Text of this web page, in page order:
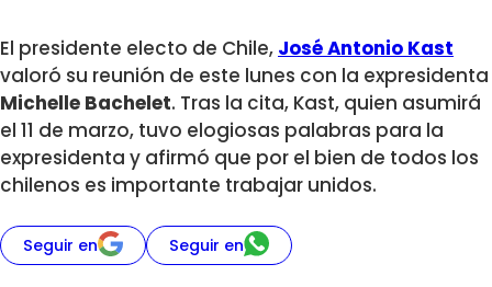
El presidente electo de Chile, José Antonio Kast
valoró su reunión de este lunes con la expresidenta
Michelle Bachelet. Tras la cita, Kast, quien asumirá
el 11 de marzo, tuvo elogiosas palabras para la
expresidenta y afirmó que por el bien de todos los
chilenos es importante trabajar unidos.
Seguir en Seguir en